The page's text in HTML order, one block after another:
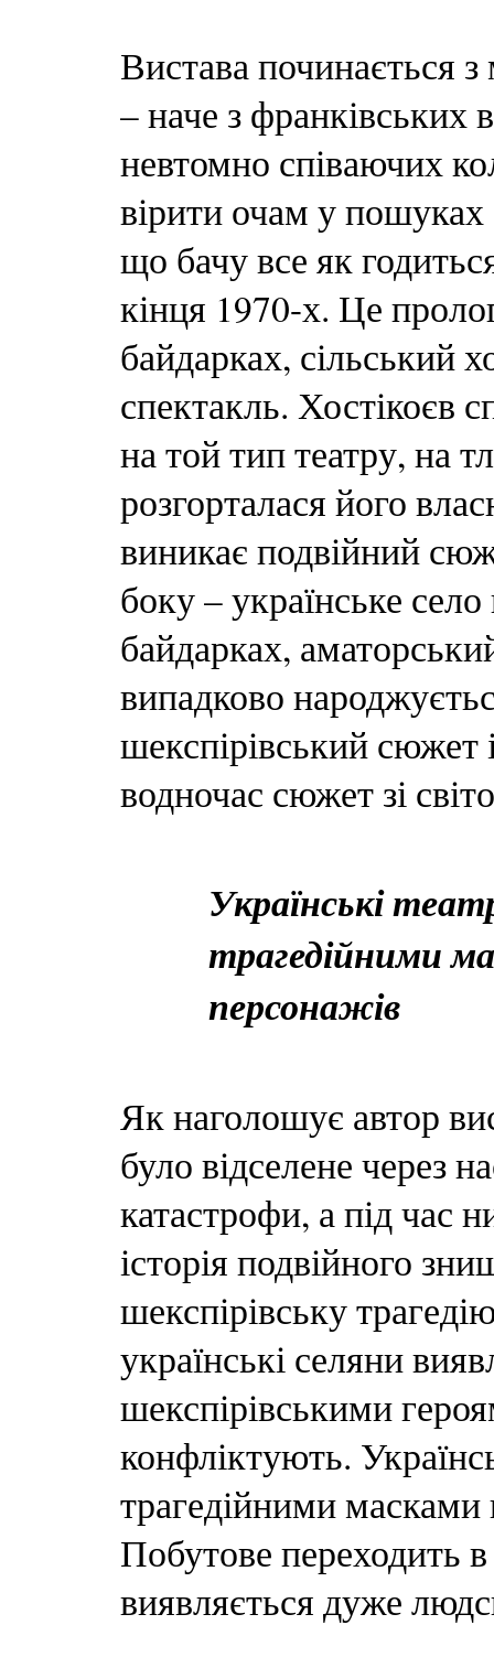
Вистава починається
– наче з франківських
невтомно співаючих
вірити очам у пошуках
що бачу все як
кінця 1970-х. Це
байдарках, сільський
спектакль. Хостікоєв
на той тип театру, на
розгорталася його
виникає подвійний
боку – українське
байдарках,
випадково
шекспірівський сюжет
водночас сюжет зі
Українські
трагедійними
персонажів
Як наголошує автор
було відселене через
катастрофи, а під час
історія подвійного
шекспірівську
українські селяни
шекспірівськими
конфліктують.
трагедійними масками
Побутове переходить
виявляється дуже